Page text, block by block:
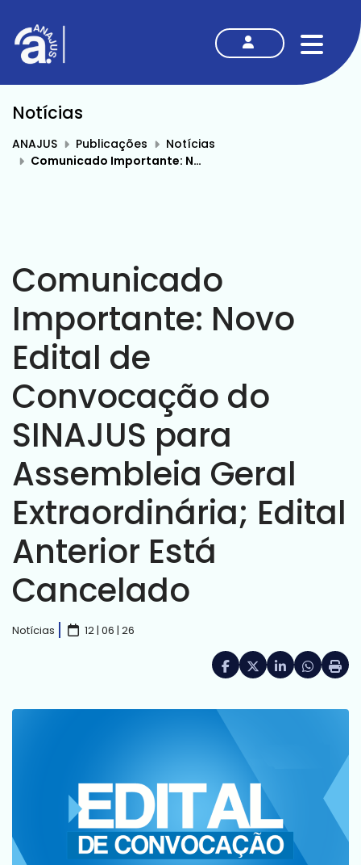
MENU
Notícias
ANAJUS Publicações
Notícias
Comunicado Importante: Novo Edital de Convocação do SINAJUS para Assembleia Geral Extraordinária; Edital Anterior Está Cancelado
Comunicado
Importante: Novo
Edital de
Convocação do
SINAJUS para
Assembleia Geral
Extraordinária; Edital
Anterior Está
Cancelado
Notícias 12 | 06 | 26